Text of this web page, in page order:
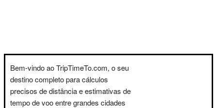
Bem-vindo ao TripTimeTo.com, o seu
destino completo para cálculos
precisos de distância e estimativas de
tempo de voo entre grandes cidades